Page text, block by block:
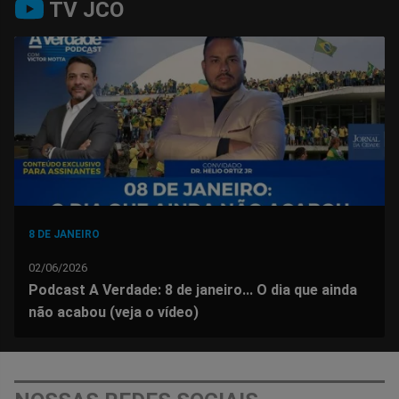
no
Facebook
no
Whatsapp
no
Twitter
no
Messenger
no
Telegram
no
Gettr
TV JCO
8 DE JANEIRO
02/06/2026
Podcast A Verdade: 8 de janeiro... O dia que ainda
não acabou (veja o vídeo)